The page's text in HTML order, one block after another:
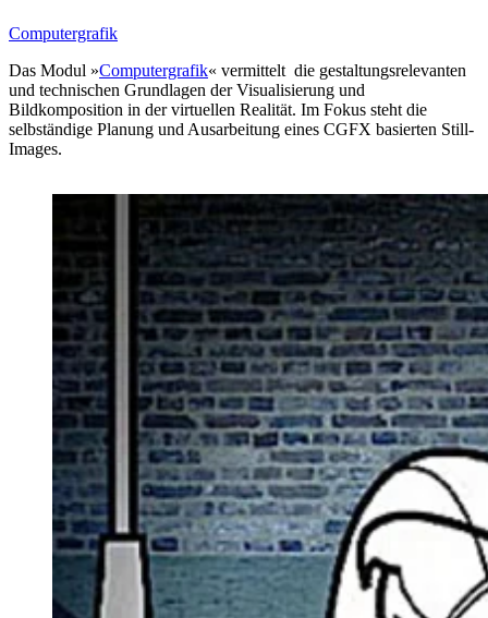
Computergrafik
Das Modul »Computergrafik« vermittelt die gestaltungsrelevanten
und technischen Grundlagen der Visualisierung und
Bildkomposition in der virtuellen Realität. Im Fokus steht die
selbständige Planung und Ausarbeitung eines CGFX basierten Still-
Images.